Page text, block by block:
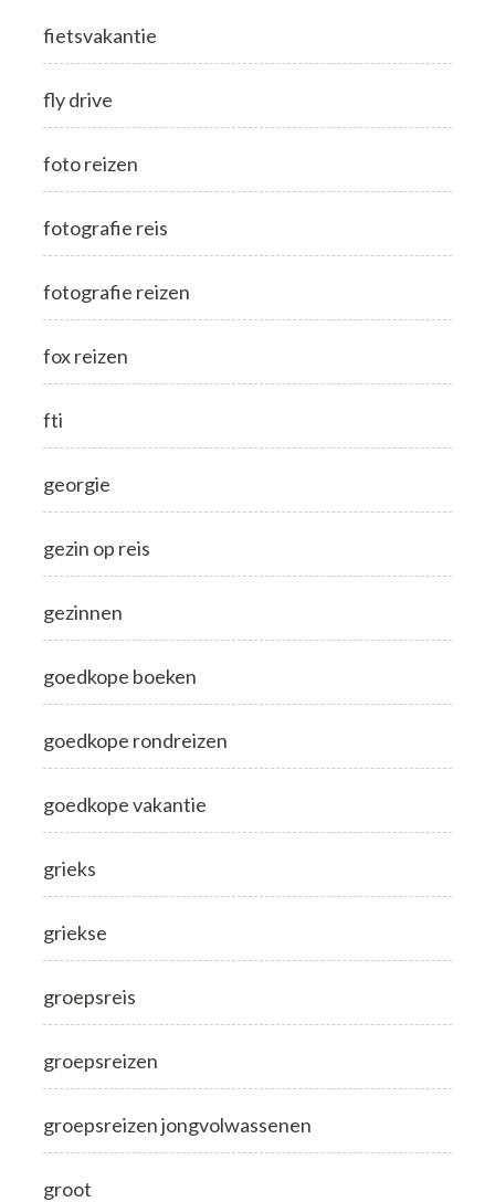
fietsvakantie
fly drive
foto reizen
fotografie reis
fotografie reizen
fox reizen
fti
georgie
gezin op reis
gezinnen
goedkope boeken
goedkope rondreizen
goedkope vakantie
grieks
griekse
groepsreis
groepsreizen
groepsreizen jongvolwassenen
groot